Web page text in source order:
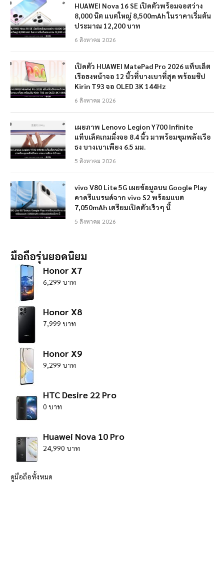
HUAWEI Nova 16 SE เปิดตัวพร้อมจอสว่าง
8,000 นิต แบตใหญ่ 8,500mAh ในราคาเริ่มต้น
ประมาณ 12,200 บาท
6 สิงหาคม 2026
เปิดตัว HUAWEI MatePad Pro 2026 แท็บเล็ต
เรือธงหน้าจอ 12 นิ้วที่บางเบาที่สุด พร้อมชิป
Kirin T93 จอ OLED 3K 144Hz
6 สิงหาคม 2026
เผยภาพ Lenovo Legion Y700 Infinite
แท็บเล็ตเกมมิ่งจอ 8.4 นิ้ว มาพร้อมขุมพลังเรือ
ธง บางเบาเพียง 6.5 มม.
5 สิงหาคม 2026
vivo V80 Lite 5G เผยข้อมูลบน Google Play
คาดรีแบรนด์จาก vivo S2 พร้อมแบต
7,050mAh เตรียมเปิดตัวเร็วๆ นี้
5 สิงหาคม 2026
มือถือรุ่นยอดนิยม
Honor X7
6,299 บาท
Honor X8
7,999 บาท
Honor X9
9,299 บาท
HTC Desire 22 Pro
0 บาท
Huawei Nova 10 Pro
24,990 บาท
ดูมือถือทั้งหมด